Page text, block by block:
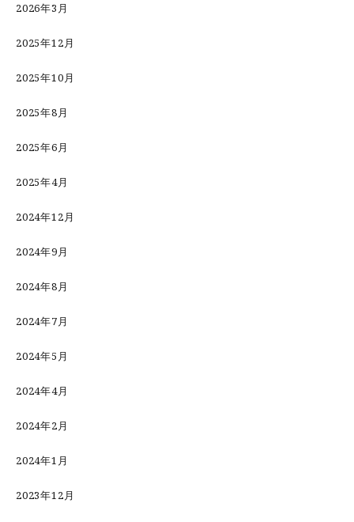
2026年3月
2025年12月
2025年10月
2025年8月
2025年6月
2025年4月
2024年12月
2024年9月
2024年8月
2024年7月
2024年5月
2024年4月
2024年2月
2024年1月
2023年12月